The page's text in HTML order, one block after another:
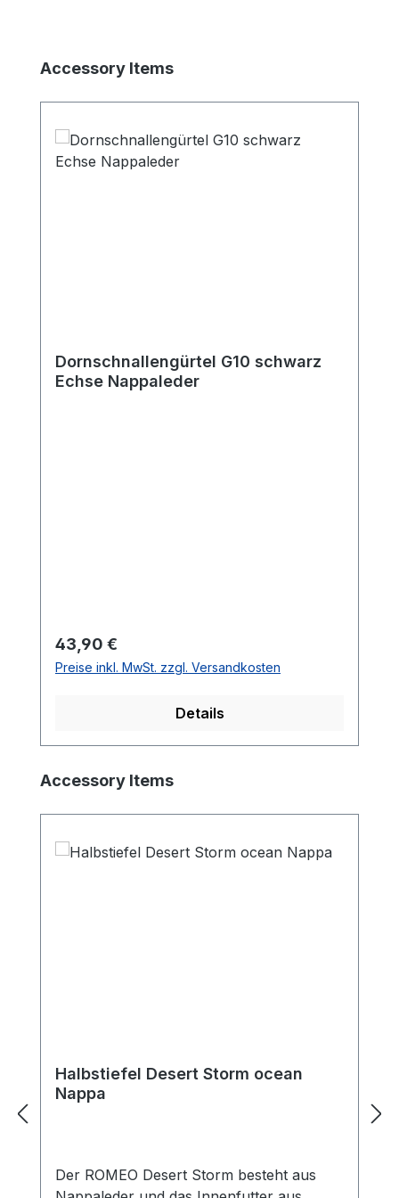
Produktgalerie überspringen
Accessory Items
Dornschnallengürtel G10 schwarz
Echse Nappaleder
Regulärer Preis:
43,90 €
Preise inkl. MwSt. zzgl. Versandkosten
Details
Produktgalerie überspringen
Accessory Items
Halbstiefel Desert Storm ocean
Nappa
Der ROMEO Desert Storm besteht aus